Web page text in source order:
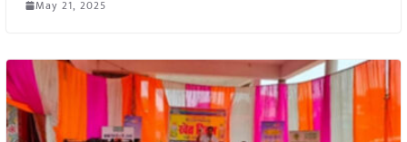
May 21, 2025